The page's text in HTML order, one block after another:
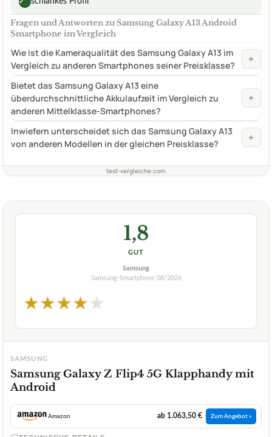
✓
Fragen und Antworten zu Samsung Galaxy A13 Android
Smartphone im Vergleich
Wie ist die Kameraqualität des Samsung Galaxy A13 im
Vergleich zu anderen Smartphones seiner Preisklasse?
+
Bietet das Samsung Galaxy A13 eine
überdurchschnittliche Akkulaufzeit im Vergleich zu
anderen Mittelklasse-Smartphones?
+
Inwiefern unterscheidet sich das Samsung Galaxy A13
von anderen Modellen in der gleichen Preisklasse?
+
test-vergleiche.com
1,8
GUT
Samsung
Samsung-Smartphone 08/2026
★★★★★
SAMSUNG
Samsung Galaxy Z Flip4 5G Klapphandy mit
Android
Amazon ab 1.063,50 € Zum Angebot »